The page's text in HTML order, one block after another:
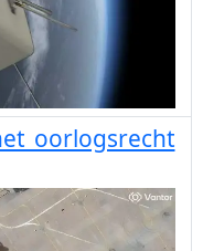
oorlogsrecht